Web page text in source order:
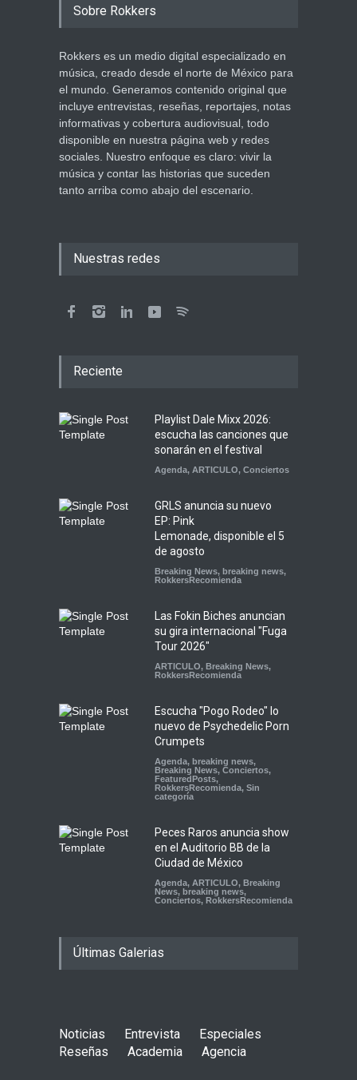
Sobre Rokkers
Rokkers es un medio digital especializado en
música, creado desde el norte de México para
el mundo. Generamos contenido original que
incluye entrevistas, reseñas, reportajes, notas
informativas y cobertura audiovisual, todo
disponible en nuestra página web y redes
sociales. Nuestro enfoque es claro: vivir la
música y contar las historias que suceden
tanto arriba como abajo del escenario.
Nuestras redes
Reciente
Playlist Dale Mixx 2026:
escucha las canciones que
sonarán en el festival
Agenda, ARTICULO, Conciertos
GRLS anuncia su nuevo
EP: Pink
Lemonade, disponible el 5
de agosto
Breaking News, breaking news,
RokkersRecomienda
Las Fokin Biches anuncian
su gira internacional "Fuga
Tour 2026"
ARTICULO, Breaking News,
RokkersRecomienda
Escucha "Pogo Rodeo" lo
nuevo de Psychedelic Porn
Crumpets
Agenda, breaking news,
Breaking News, Conciertos,
FeaturedPosts,
RokkersRecomienda, Sin
categoría
Peces Raros anuncia show
en el Auditorio BB de la
Ciudad de México
Agenda, ARTICULO, Breaking
News, breaking news,
Conciertos, RokkersRecomienda
Últimas Galerias
Noticias Entrevista
Especiales
Reseñas
Academia Agencia